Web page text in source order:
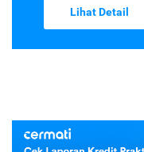
Lihat Detail